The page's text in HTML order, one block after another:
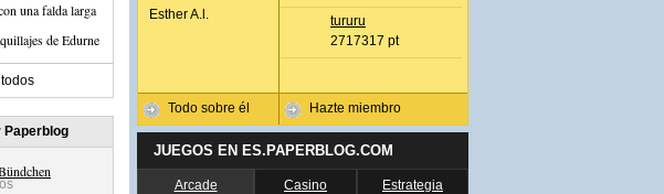
una falda larga
de Edurne
Paperblog
Esther A.l.
Todo sobre él
tururu
2717317 pt
Hazte miembro
JUEGOS EN ES.PAPERBLOG.COM
Arcade Casino Estrategia